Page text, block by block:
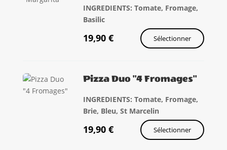
INGREDIENTS: Tomate, Fromage,
Basilic
19,90 € Sélectionner
Pizza Duo "4 Fromages"
INGREDIENTS: Tomate, Fromage,
Brie, Bleu, St Marcelin
19,90 € Sélectionner